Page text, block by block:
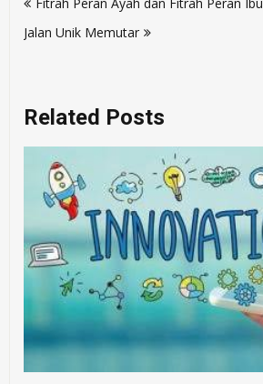
navigation
Fitrah Peran Ayah dan Fitrah Peran Ibu
Jalan Unik Memutar
Related Posts